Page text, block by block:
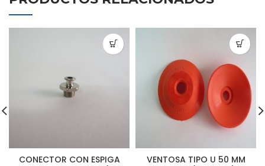
CONECTOR CON ESPIGA
VENTOSA TIPO U 50 MM